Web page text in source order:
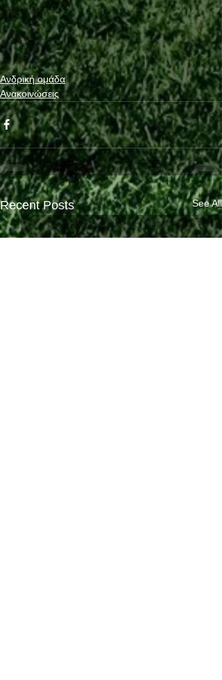
Ανδρική ομάδα
Ανακοινώσεις
Recent Posts See All